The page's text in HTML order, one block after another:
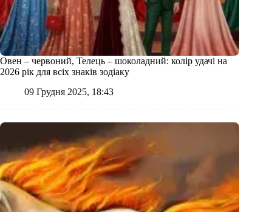
Овен – червоний, Телець – шоколадний: колір удачі на
2026 рік для всіх знаків зодіаку
09 Грудня 2025, 18:43